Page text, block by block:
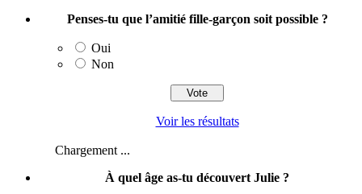
Penses-tu que l’amitié fille-garçon soit possible ?
Oui
Non
Voir les résultats
Chargement ...
À quel âge as-tu découvert Julie ?